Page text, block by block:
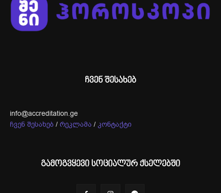
ჩვენ შესახებ
info@accreditation.ge
ჩვენ შესახებ / რეკლამა / კონტაქტი
გამოგვყევი სოციალურ ქსელებში